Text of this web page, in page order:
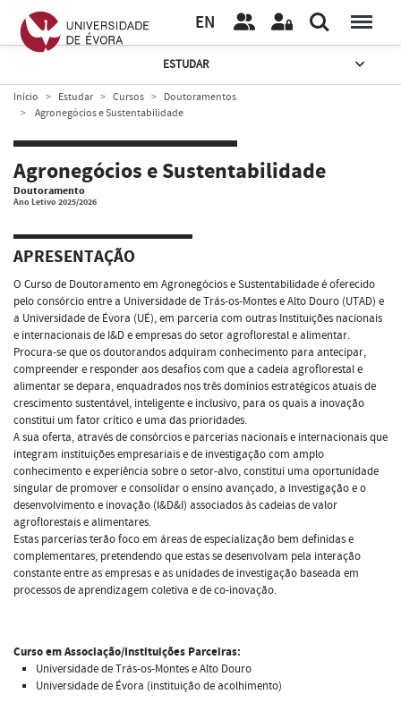
EN
ESTUDAR
Início Estudar Cursos
Doutoramentos
Agronegócios e Sustentabilidade
Agronegócios e Sustentabilidade
Doutoramento
Ano Letivo 2025/2026
APRESENTAÇÃO
O Curso de Doutoramento em Agronegócios e Sustentabilidade é oferecido
pelo consórcio entre a Universidade de Trás-os-Montes e Alto Douro (UTAD) e
a Universidade de Évora (UÉ), em parceria com outras Instituições nacionais
e internacionais de I&D e empresas do setor agroflorestal e alimentar.
Procura-se que os doutorandos adquiram conhecimento para antecipar,
compreender e responder aos desafios com que a cadeia agroflorestal e
alimentar se depara, enquadrados nos três domínios estratégicos atuais de
crescimento sustentável, inteligente e inclusivo, para os quais a inovação
constitui um fator crítico e uma das prioridades.
A sua oferta, através de consórcios e parcerias nacionais e internacionais que
integram instituições empresariais e de investigação com amplo
conhecimento e experiência sobre o setor-alvo, constitui uma oportunidade
singular de promover e consolidar o ensino avançado, a investigação e o
desenvolvimento e inovação (I&D&I) associados às cadeias de valor
agroflorestais e alimentares.
Estas parcerias terão foco em áreas de especialização bem definidas e
complementares, pretendendo que estas se desenvolvam pela interação
constante entre as empresas e as unidades de investigação baseada em
processos de aprendizagem coletiva e de co-inovação.
Curso em Associação/Instituições Parceiras:
Universidade de Trás-os-Montes e Alto Douro
Universidade de Évora (instituição de acolhimento)